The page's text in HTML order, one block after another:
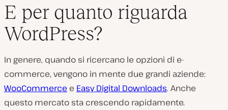
E per quanto riguarda
WordPress?
In genere, quando si ricercano le opzioni di e-
commerce, vengono in mente due grandi aziende:
WooCommerce e Easy Digital Downloads. Anche
questo mercato sta crescendo rapidamente.